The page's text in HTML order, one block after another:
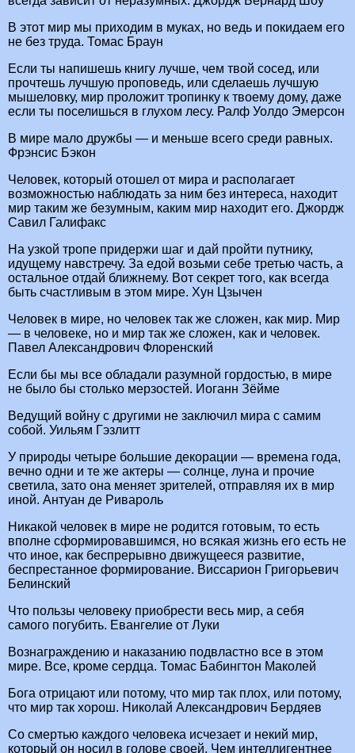
В этот мир мы приходим в муках, но ведь и покидаем его
не без труда. Томас Браун
Если ты напишешь книгу лучше, чем твой сосед, или
прочтешь лучшую проповедь, или сделаешь лучшую
мышеловку, мир проложит тропинку к твоему дому, даже
если ты поселишься в глухом лесу. Ралф Уолдо Эмерсон
В мире мало дружбы — и меньше всего среди равных.
Фрэнсис Бэкон
Человек, который отошел от мира и располагает
возможностью наблюдать за ним без интереса, находит
мир таким же безумным, каким мир находит его. Джордж
Савил Галифакс
На узкой тропе придержи шаг и дай пройти путнику,
идущему навстречу. За едой возьми себе третью часть, а
остальное отдай ближнему. Вот секрет того, как всегда
быть счастливым в этом мире. Хун Цзычен
Человек в мире, но человек так же сложен, как мир. Мир
— в человеке, но и мир так же сложен, как и человек.
Павел Александрович Флоренский
Если бы мы все обладали разумной гордостью, в мире
не было бы столько мерзостей. Иоганн Зёйме
Ведущий войну с другими не заключил мира с самим
собой. Уильям Гэзлитт
У природы четыре большие декорации — времена года,
вечно одни и те же актеры — солнце, луна и прочие
светила, зато она меняет зрителей, отправляя их в мир
иной. Антуан де Ривароль
Никакой человек в мире не родится готовым, то есть
вполне сформировавшимся, но всякая жизнь его есть не
что иное, как беспрерывно движущееся развитие,
беспрестанное формирование. Виссарион Григорьевич
Белинский
Что пользы человеку приобрести весь мир, а себя
самого погубить. Евангелие от Луки
Вознаграждению и наказанию подвластно все в этом
мире. Все, кроме сердца. Томас Бабингтон Маколей
Бога отрицают или потому, что мир так плох, или потому,
что мир так хорош. Николай Александрович Бердяев
Со смертью каждого человека исчезает и некий мир,
который он носил в голове своей. Чем интеллигентнее